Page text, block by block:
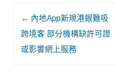
← 內地App新規港銀難吸
跨境客 部分機構缺許可證
或影響網上服務